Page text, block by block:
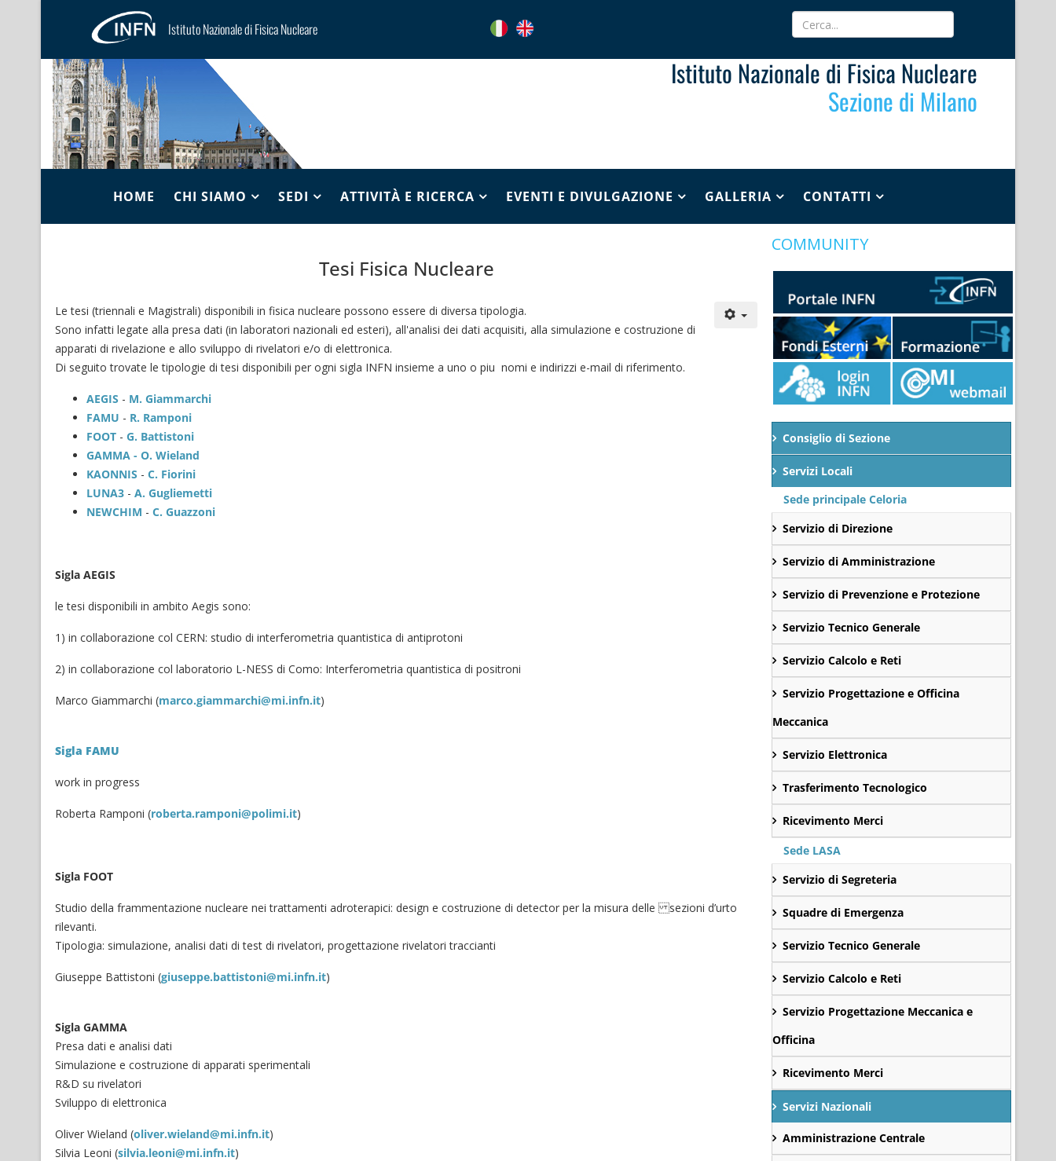
Istituto Nazionale di Fisica Nucleare
Istituto Nazionale di Fisica Nucleare
Sezione di Milano
HOME CHI SIAMO SEDI ATTIVITÀ E RICERCA EVENTI E DIVULGAZIONE GALLERIA CONTATTI
Tesi Fisica Nucleare
Le tesi (triennali e Magistrali) disponibili in fisica nucleare possono essere di diversa tipologia.
Sono infatti legate alla presa dati (in laboratori nazionali ed esteri), all'analisi dei dati acquisiti, alla simulazione e costruzione di
apparati di rivelazione e allo sviluppo di rivelatori e/o di elettronica.
Di seguito trovate le tipologie di tesi disponibili per ogni sigla INFN insieme a uno o piu nomi e indirizzi e-mail di riferimento.
AEGIS - M. Giammarchi
FAMU - R. Ramponi
FOOT - G. Battistoni
GAMMA - O. Wieland
KAONNIS - C. Fiorini
LUNA3 - A. Gugliemetti
NEWCHIM - C. Guazzoni
Sigla AEGIS
le tesi disponibili in ambito Aegis sono:
1) in collaborazione col CERN: studio di interferometria quantistica di antiprotoni
2) in collaborazione col laboratorio L-NESS di Como: Interferometria quantistica di positroni
Marco Giammarchi (marco.giammarchi@mi.infn.it)
Sigla FAMU
work in progress
Roberta Ramponi (roberta.ramponi@polimi.it)
Sigla FOOT
Studio della frammentazione nucleare nei trattamenti adroterapici: design e costruzione di detector per la misura delle sezioni d’urto
rilevanti.
Tipologia: simulazione, analisi dati di test di rivelatori, progettazione rivelatori traccianti
Giuseppe Battistoni (giuseppe.battistoni@mi.infn.it)
Sigla GAMMA
Presa dati e analisi dati
Simulazione e costruzione di apparati sperimentali
R&D su rivelatori
Sviluppo di elettronica
Oliver Wieland (oliver.wieland@mi.infn.it)
Silvia Leoni (silvia.leoni@mi.infn.it)
COMMUNITY
Consiglio di Sezione
Servizi Locali
Sede principale Celoria
Servizio di Direzione
Servizio di Amministrazione
Servizio di Prevenzione e Protezione
Servizio Tecnico Generale
Servizio Calcolo e Reti
Servizio Progettazione e Officina
Meccanica
Servizio Elettronica
Trasferimento Tecnologico
Ricevimento Merci
Sede LASA
Servizio di Segreteria
Squadre di Emergenza
Servizio Tecnico Generale
Servizio Calcolo e Reti
Servizio Progettazione Meccanica e
Officina
Ricevimento Merci
Servizi Nazionali
Amministrazione Centrale